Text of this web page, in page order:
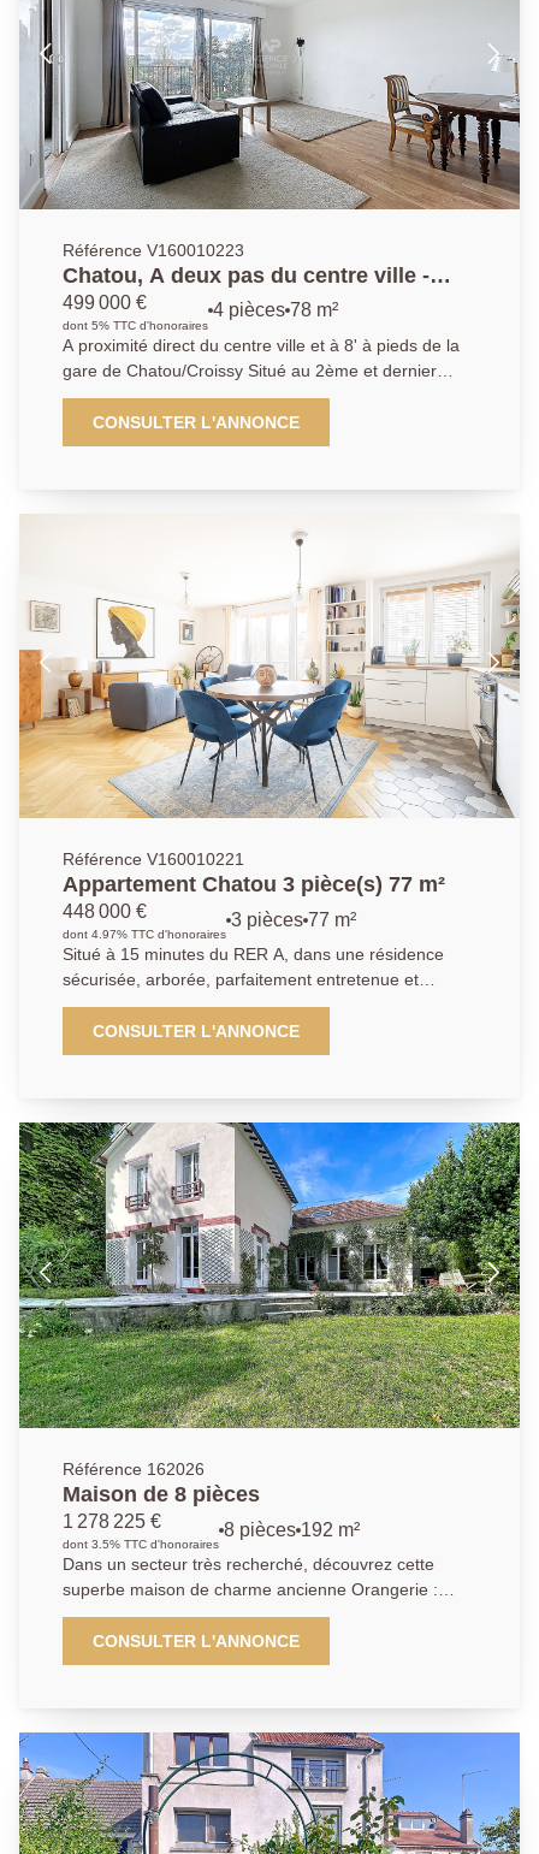
Référence V160010223
Chatou, A deux pas du centre ville -
Appartement 3 chambres
499 000 €
dont 5% TTC d'honoraires
4 pièces 78 m²
A proximité direct du centre ville et à 8' à pieds de la
gare de Chatou/Croissy Situé au 2ème et dernier
étage, cet appartement de 4 pièces se compose d'un
séjour ouvrant sur un large balcon avec une vue
dégagée sur la Seine, une cuisine indépendante, 3
CONSULTER L'ANNONCE
Référence V160010221
Appartement Chatou 3 pièce(s) 77 m²
448 000 €
dont 4.97% TTC d'honoraires
3 pièces 77 m²
Situé à 15 minutes du RER A, dans une résidence
sécurisée, arborée, parfaitement entretenue et
équipée d'un ascenseur, cet appartement 3 pièces
entièrement rénové offre un cadre de vie idéal alliant
calme, confort et proximité des transports.Il se
lave-vaisselle, micro-ondes).L'espace nuit comprend
deux chambres, dont une avec dressing intégré, ainsi
qu'une salle d'eau contemporaine, de nombreux
rangements et des toilettes séparés.Vous bénéficierez
de prestations haut de gamme : parquet en chêne
point de Hongrie, double vitrage, stores électriques.La
résidence dispose également d'un gardien, assurant
sécurité et tranquillité.Cet appartement est idéal pour
ceux recherchant un cadre de vie paisible. Un box en
sous-sol et une cave complètent le bien.
CONSULTER L'ANNONCE
Référence 162026
Maison de 8 pièces
1 278 225 €
dont 3.5% TTC d'honoraires
8 pièces 192 m²
Dans un secteur très recherché, découvrez cette
superbe maison de charme ancienne Orangerie :
offrant 8 pièces spacieuses et lumineuses. Dès
l'entrée, vous serez séduit par un vaste hall
desservant un élégant salon avec cheminée, un
première chambre avec sa salle d'eau privative
complète le rez-de-chaussée, apportant confort et
praticité. À l'étage, le palier dessert plusieurs espaces
nuit : deux chambres chacune dotée de leur propre
cabinet de toilette, une salle de bains, trois autres
CONSULTER L'ANNONCE